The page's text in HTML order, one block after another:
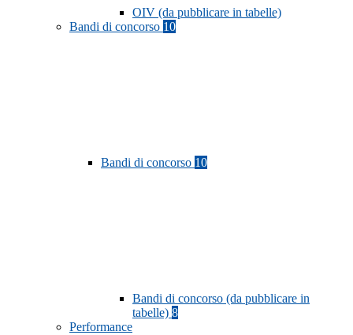
OIV (da pubblicare in tabelle)
Bandi di concorso 10
Bandi di concorso 10
Bandi di concorso (da pubblicare in
tabelle) 8
Performance